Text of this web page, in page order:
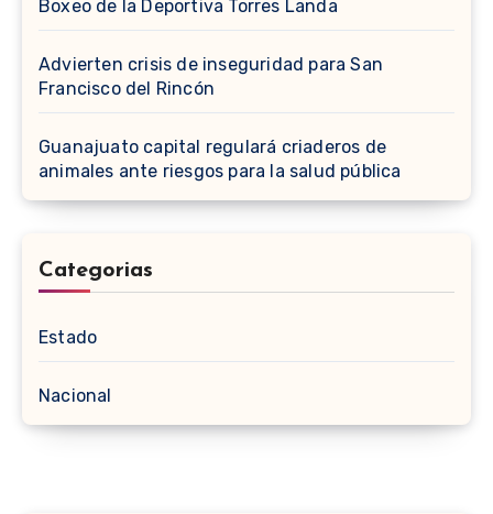
Boxeo de la Deportiva Torres Landa
Advierten crisis de inseguridad para San
Francisco del Rincón
Guanajuato capital regulará criaderos de
animales ante riesgos para la salud pública
Categorias
Estado
Nacional